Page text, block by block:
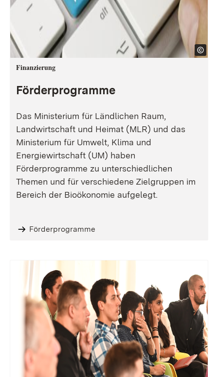
Finanzierung
Förderprogramme
Das Ministerium für Ländlichen Raum,
Landwirtschaft und Heimat (MLR) und das
Ministerium für Umwelt, Klima und
Energiewirtschaft (UM) haben
Förderprogramme zu unterschiedlichen
Themen und für verschiedene Zielgruppen im
Bereich der Bioökonomie aufgelegt.
Förderprogramme